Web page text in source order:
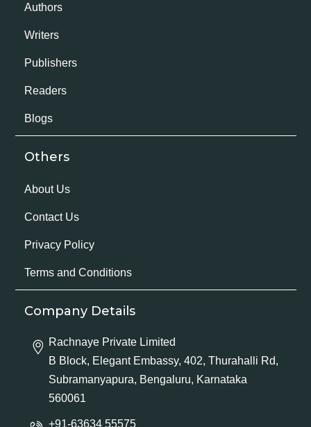
Authors
Writers
Publishers
Readers
Blogs
Others
About Us
Contact Us
Privacy Policy
Terms and Conditions
Company Details
Rachnaye Private Limited
B Block, Elegant Embassy, 402, Thurahalli Rd,
Subramanyapura, Bengaluru, Karnataka
560061
+91-63634 55575